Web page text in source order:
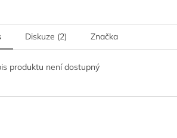
Diskuze (2) Značka
produktu není dostupný